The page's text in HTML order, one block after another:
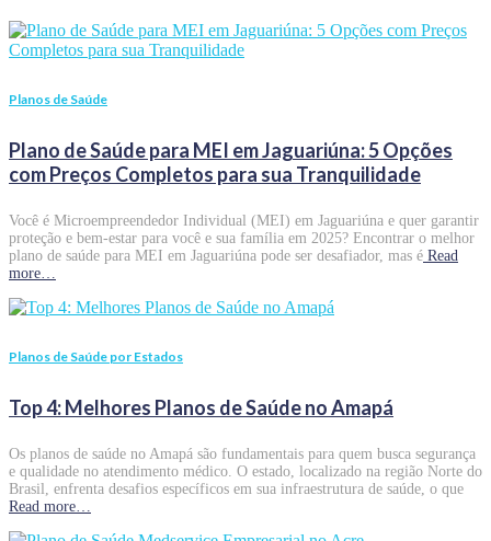
Planos de Saúde
Plano de Saúde para MEI em Jaguariúna: 5 Opções
com Preços Completos para sua Tranquilidade
Você é Microempreendedor Individual (MEI) em Jaguariúna e quer garantir
proteção e bem-estar para você e sua família em 2025? Encontrar o melhor
plano de saúde para MEI em Jaguariúna pode ser desafiador, mas é Read
more…
Planos de Saúde por Estados
Top 4: Melhores Planos de Saúde no Amapá
Os planos de saúde no Amapá são fundamentais para quem busca segurança
e qualidade no atendimento médico. O estado, localizado na região Norte do
Brasil, enfrenta desafios específicos em sua infraestrutura de saúde, o que
Read more…